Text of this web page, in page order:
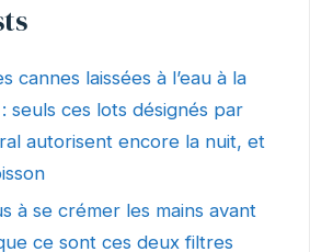
cannes laissées à l’eau à la
seuls ces lots désignés par
autorisent encore la nuit, et
à se crémer les mains avant
ce sont ces deux filtres